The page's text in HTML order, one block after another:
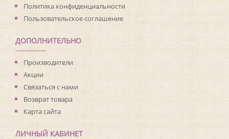
Политика конфиденциальности
Пользовательское соглашение
ДОПОЛНИТЕЛЬНО
Производители
Акции
Связаться с нами
Возврат товара
Карта сайта
ЛИЧНЫЙ КАБИНЕТ